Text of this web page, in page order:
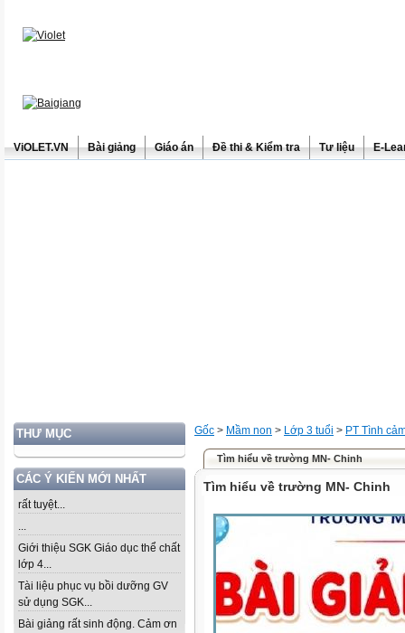
ViOLET.VN Bài giảng Giáo án Đề thi & Kiểm tra Tư liệu E-
THƯ MỤC
CÁC Ý KIẾN MỚI NHẤT
rất tuyệt...
...
Giới thiệu SGK Giáo dục thể chất
lớp 4...
Tài liệu phục vụ bồi dưỡng GV
sử dụng SGK...
Bài giảng rất sinh động. Cảm ơn
Gốc > Mầm non > Lớp 3 tuổi > PT Tình
Tìm hiểu về trường MN- Chinh
Tìm hiểu về trường MN- Chinh